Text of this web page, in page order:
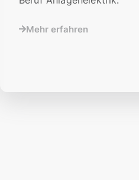
Mehr erfahren